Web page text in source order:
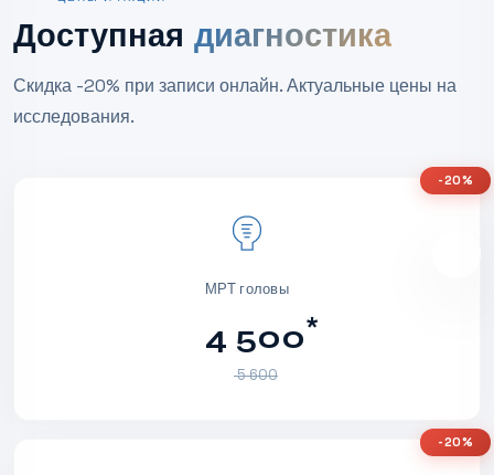
Доступная диагностика
Скидка -20% при записи онлайн. Актуальные цены на
исследования.
МРТ головы
4 500*
5 600
-20%
-20%